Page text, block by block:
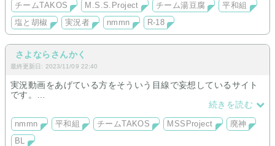
（たまに厨二と豆腐と廃人×足
rtさんなどあるかも）
※現在､工事中※
チームTAKOS M.S.S.Project チーム湯豆腐
平和組
塩と胡椒
実況者 nmmn R-18
さよならさんかく
最終更新日: 2023/11/09 22:40
実況動画をあげている方をそういう目線で妄想しているサイト
です。
続きを読む
nmmn 平和組 チームTAKOS MSSProject
廃神
BL